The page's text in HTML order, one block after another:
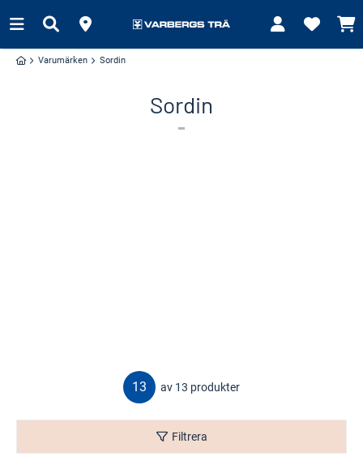
Varumärken Sordin
Sordin
13 av 13 produkter
Filtrera